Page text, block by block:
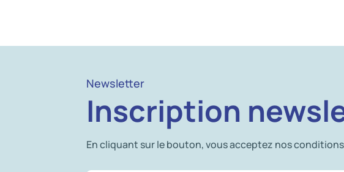
Newsletter
Inscription
En cliquant sur le bouton, vous acceptez nos